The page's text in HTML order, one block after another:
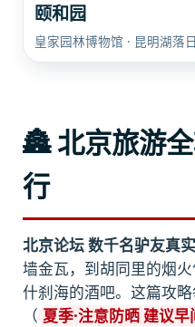
颐和园
皇家园林博物馆 · 昆明湖落日
🏯 北京旅游
行
北京论坛 数千名驴友真
墙金瓦，到胡同里的烟
什刹海的酒吧。这篇攻
（ 夏季·注意防晒 建议